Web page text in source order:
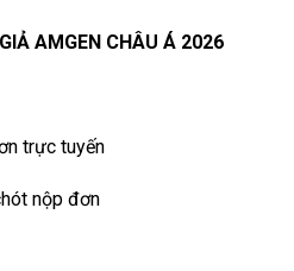
AMGEN CHÂU Á 2026
trực tuyến
nộp đơn